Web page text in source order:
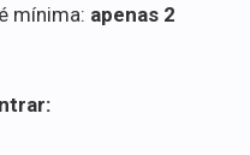
mínima: apenas 2